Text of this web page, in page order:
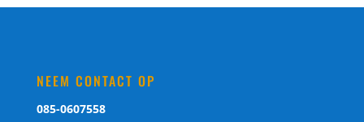
NEEM CONTACT OP
085-0607558